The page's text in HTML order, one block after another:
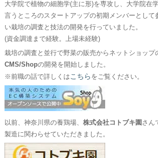
大学院で植物の細胞学(主に形)を専攻し、大学院在
言うところのスタートアップの初期メンバーとして
い栽培の調査と技法の開発を行っていました。
(資金調達まで経験。上場未経験)
栽培の調査と並行で野菜の販売からネットショップ
CMS/Shopの開発を開始しました。
※前職の話で詳しくはこちら をご覧ください。
以前、神奈川県の養鶏場、 株式会社コトブキ園 さん
製造に関わらせていただきました。